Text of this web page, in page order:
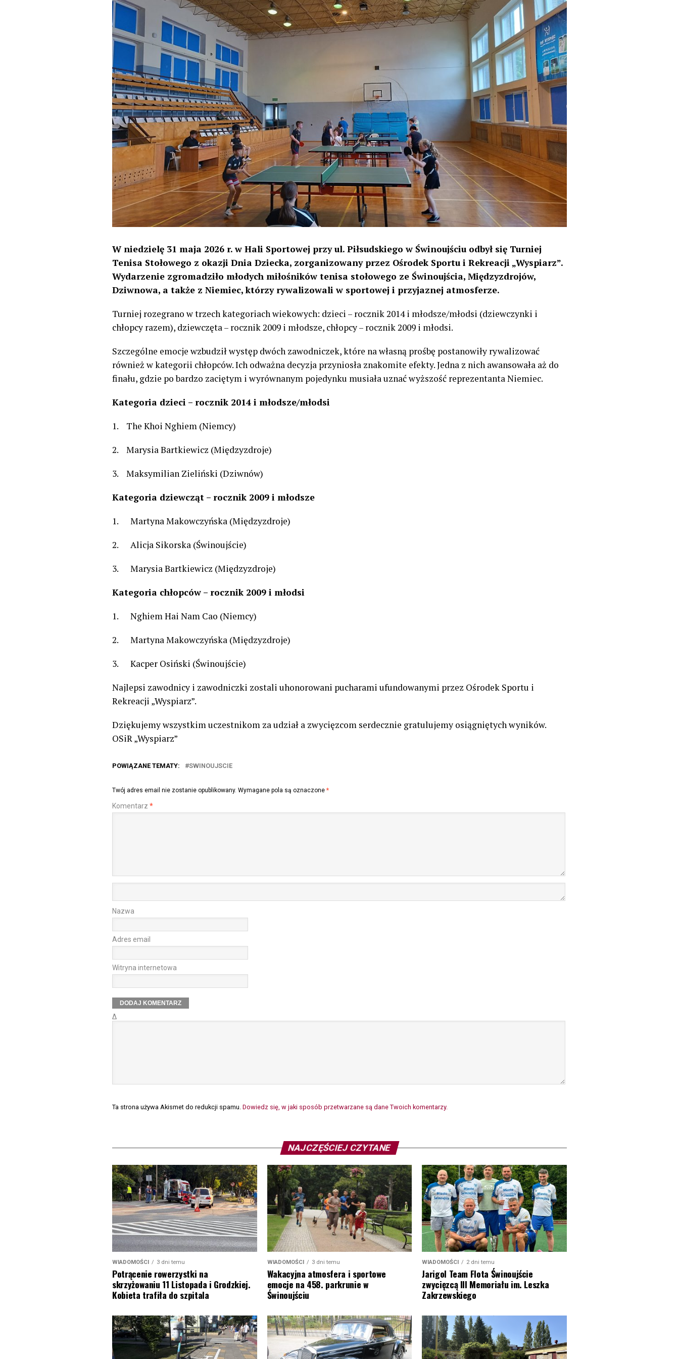
W niedzielę 31 maja 2026 r. w Hali Sportowej przy ul. Piłsudskiego w Świnoujściu odbył się Turniej
Tenisa Stołowego z okazji Dnia Dziecka, zorganizowany przez Ośrodek Sportu i Rekreacji „Wyspiarz”.
Wydarzenie zgromadziło młodych miłośników tenisa stołowego ze Świnoujścia, Międzyzdrojów,
Dziwnowa, a także z Niemiec, którzy rywalizowali w sportowej i przyjaznej atmosferze.
Turniej rozegrano w trzech kategoriach wiekowych: dzieci – rocznik 2014 i młodsze/młodsi (dziewczynki i
chłopcy razem), dziewczęta – rocznik 2009 i młodsze, chłopcy – rocznik 2009 i młodsi.
Szczególne emocje wzbudził występ dwóch zawodniczek, które na własną prośbę postanowiły rywalizować
również w kategorii chłopców. Ich odważna decyzja przyniosła znakomite efekty. Jedna z nich awansowała aż do
finału, gdzie po bardzo zaciętym i wyrównanym pojedynku musiała uznać wyższość reprezentanta Niemiec.
Kategoria dzieci – rocznik 2014 i młodsze/młodsi
1. The Khoi Nghiem (Niemcy)
2. Marysia Bartkiewicz (Międzyzdroje)
3. Maksymilian Zieliński (Dziwnów)
Kategoria dziewcząt – rocznik 2009 i młodsze
1. Martyna Makowczyńska (Międzyzdroje)
2. Alicja Sikorska (Świnoujście)
3. Marysia Bartkiewicz (Międzyzdroje)
Kategoria chłopców – rocznik 2009 i młodsi
1. Nghiem Hai Nam Cao (Niemcy)
2. Martyna Makowczyńska (Międzyzdroje)
3. Kacper Osiński (Świnoujście)
Najlepsi zawodnicy i zawodniczki zostali uhonorowani pucharami ufundowanymi przez Ośrodek Sportu i
Rekreacji „Wyspiarz”.
Dziękujemy wszystkim uczestnikom za udział a zwycięzcom serdecznie gratulujemy osiągniętych wyników.
OSiR „Wyspiarz”
POWIĄZANE TEMATY: SWINOUJSCIE
Twój adres email nie zostanie opublikowany. Wymagane pola są oznaczone *
Komentarz *
Nazwa
Adres email
Witryna internetowa
Δ
Ta strona używa Akismet do redukcji spamu. Dowiedz się, w jaki sposób przetwarzane są dane Twoich komentarzy.
NAJCZĘŚCIEJ CZYTANE
WIADOMOŚCI 3 dni temu
Potrącenie rowerzystki na
skrzyżowaniu 11 Listopada i Grodzkiej.
Kobieta trafiła do szpitala
WIADOMOŚCI 3 dni temu
Wakacyjna atmosfera i sportowe
emocje na 458. parkrunie w
Świnoujściu
WIADOMOŚCI 2 dni temu
Jarigol Team Flota Świnoujście
zwycięzcą III Memoriału im. Leszka
Zakrzewskiego